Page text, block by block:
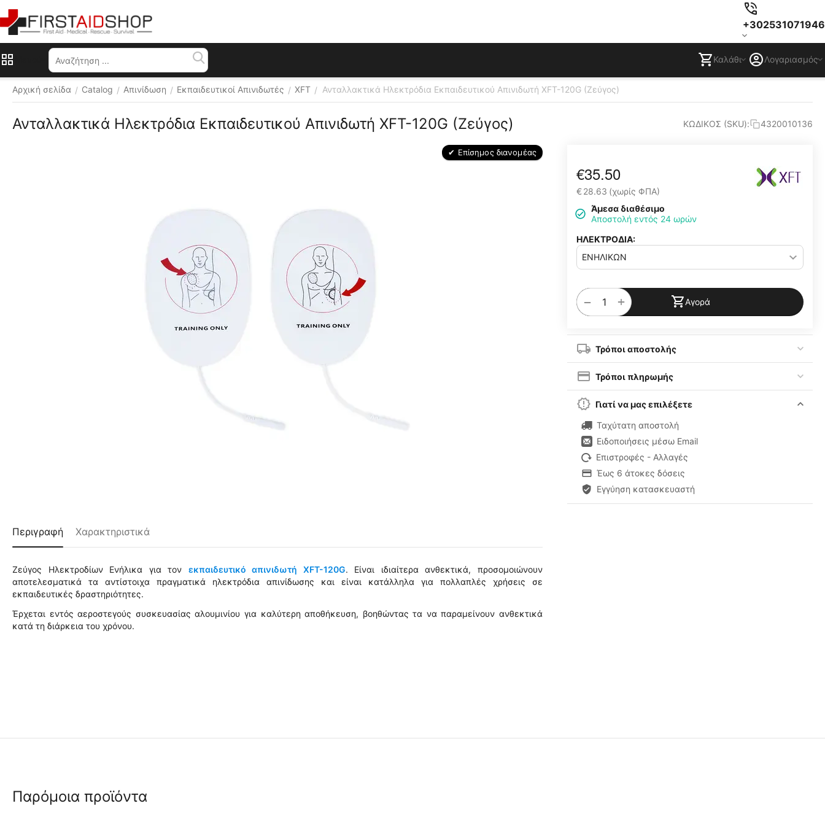
+302531071946
Καλάθι Λογαριασμός
Αρχική σελίδα / Catalog / Απινίδωση / Εκπαιδευτικοί Απινιδωτές / XFT / Ανταλλακτικά Ηλεκτρόδια Εκπαιδευτικού Απινιδωτή XFT-120G (Ζεύγος)
Ανταλλακτικά Ηλεκτρόδια Εκπαιδευτικού Απινιδωτή XFT-120G (Ζεύγος) ΚΩΔΙΚΟΣ (SKU): 4320010136
✔ Επίσημος διανομέας
€35.50
€28.63 (χωρίς ΦΠΑ)
Άμεσα διαθέσιμο
Αποστολή εντός 24 ωρών
ΗΛΕΚΤΡΟΔΙΑ:
+
− Αγορά
Τρόποι αποστολής
Τρόποι πληρωμής
Γιατί να μας επιλέξετε
Ταχύτατη αποστολή
Ειδοποιήσεις μέσω Email
Επιστροφές - Αλλαγές
Έως 6 άτοκες δόσεις
Εγγύηση κατασκευαστή
Περιγραφή Χαρακτηριστικά
Ζεύγος Ηλεκτροδίων Ενήλικα για τον εκπαιδευτικό απινιδωτή XFT-120G. Είναι ιδιαίτερα ανθεκτικά, προσομοιώνουν
αποτελεσματικά τα αντίστοιχα πραγματικά ηλεκτρόδια απινίδωσης και είναι κατάλληλα για πολλαπλές χρήσεις σε
εκπαιδευτικές δραστηριότητες.
Έρχεται εντός αεροστεγούς συσκευασίας αλουμινίου για καλύτερη αποθήκευση, βοηθώντας τα να παραμείνουν ανθεκτικά
κατά τη διάρκεια του χρόνου.
Παρόμοια προϊόντα